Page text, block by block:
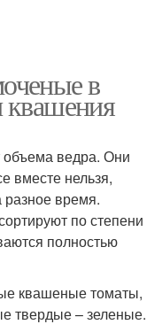
в
квашения
объема ведра. Они
вместе нельзя,
разное время.
по степени
полностью
квашеные томаты,
твердые – зеленые.